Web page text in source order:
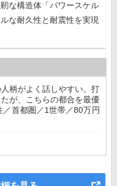
な構造体「パワースケル
な耐久性と耐震性を実現
柄がよく話しやすい。打
が、こちらの都合を最優
首都圏／1世帯／80万円